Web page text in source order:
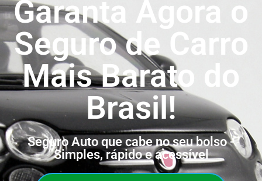
Garanta Agora o
Seguro de Carro
Mais Barato do
Brasil!
Seguro Auto que cabe no seu bolso -
Simples, rápido e acessível